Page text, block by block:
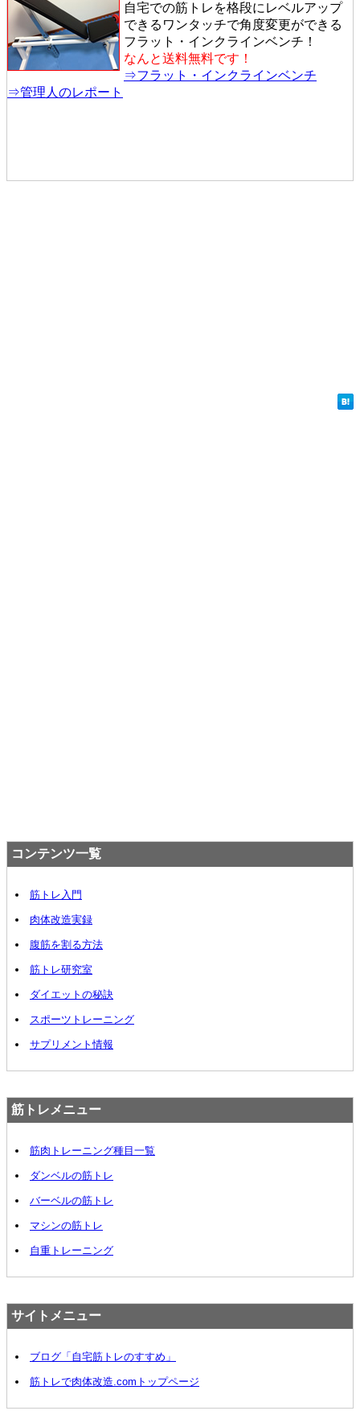
自宅での筋トレを格段にレベルアップ
できるワンタッチで角度変更ができる
フラット・インクラインベンチ！
なんと送料無料です！
⇒フラット・インクラインベンチ
⇒管理人のレポート
コンテンツ一覧
筋トレ入門
肉体改造実録
腹筋を割る方法
筋トレ研究室
ダイエットの秘訣
スポーツトレーニング
サプリメント情報
筋トレメニュー
筋肉トレーニング種目一覧
ダンベルの筋トレ
バーベルの筋トレ
マシンの筋トレ
自重トレーニング
サイトメニュー
ブログ「自宅筋トレのすすめ」
筋トレで肉体改造.comトップページ